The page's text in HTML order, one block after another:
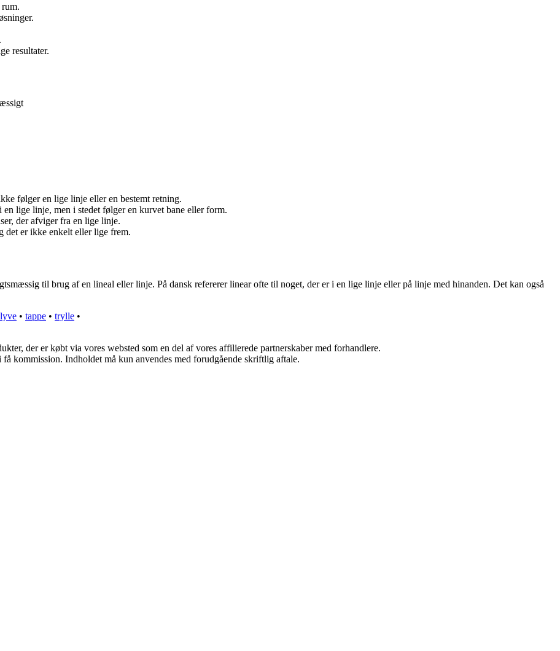
resultater.
følger en lige linje eller en bestemt retning.
lige linje, men i stedet følger en kurvet bane eller form.
der afviger fra en lige linje.
det er ikke enkelt eller lige frem.
til brug af en lineal eller linje. På dansk refererer linear ofte til noget, der er i en lige linje eller på linje med hinanden. Det kan også
lyve • tappe • trylle •
der er købt via vores websted som en del af vores affilierede partnerskaber med forhandlere.
kommission. Indholdet må kun anvendes med forudgående skriftlig aftale.